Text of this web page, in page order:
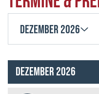
Dezember 2026
Dezember 2026